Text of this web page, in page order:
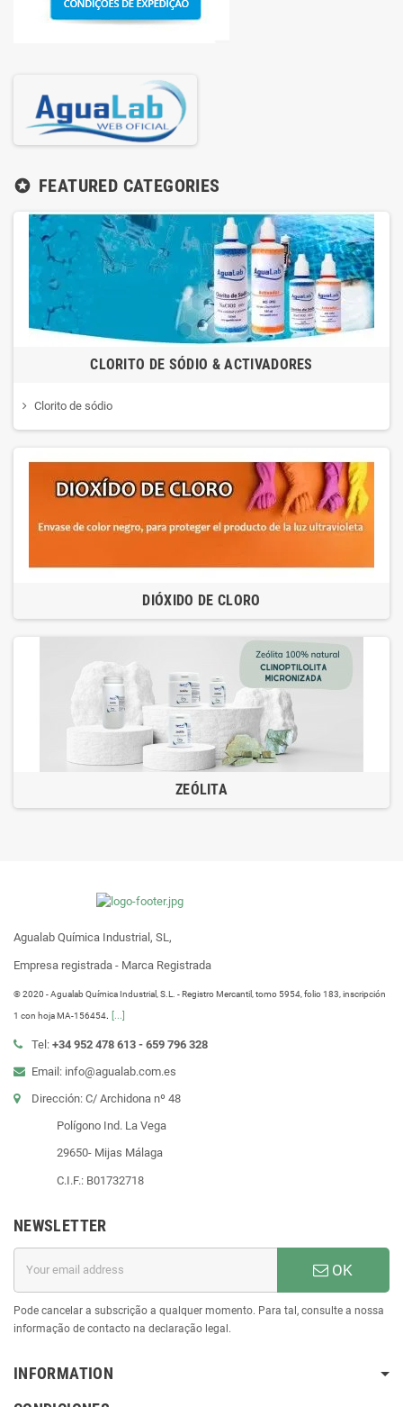
stars FEATURED CATEGORIES
CLORITO DE SÓDIO & ACTIVADORES
Clorito de sódio
DIÓXIDO DE CLORO
ZEÓLITA
Agualab Química Industrial, SL,
Empresa registrada - Marca Registrada
® 2020 - Agualab Química Industrial, S.L. - Registro Mercantil, tomo 5954, folio 183, inscripción
1 con hoja MA-156454. [...]
Tel: +34 952 478 613 - 659 796 328
Email: info@agualab.com.es
Dirección: C/ Archidona nº 48
Polígono Ind. La Vega
29650- Mijas Málaga
C.I.F.: B01732718
NEWSLETTER
OK
Pode cancelar a subscrição a qualquer momento. Para tal, consulte a nossa
informação de contacto na declaração legal.
INFORMATION